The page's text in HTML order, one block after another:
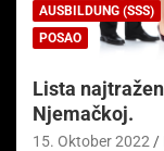
AUSBILDUNG (SSS)
POSAO
Lista
Njemačkoj.
15. Oktober 2022